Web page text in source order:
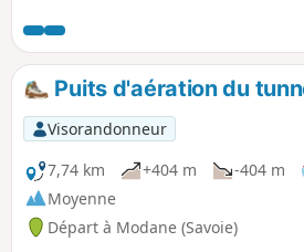
on découvre de nombreux oratoires
styles différents tout le long du
Remontée par la navette entre la
Modane et Valfréjus mais attention
horaires.
Puits d'aération du
Visorandonneur
7,74 km
+404 m -404 m
Moyenne
Départ à Modane (Savoie)